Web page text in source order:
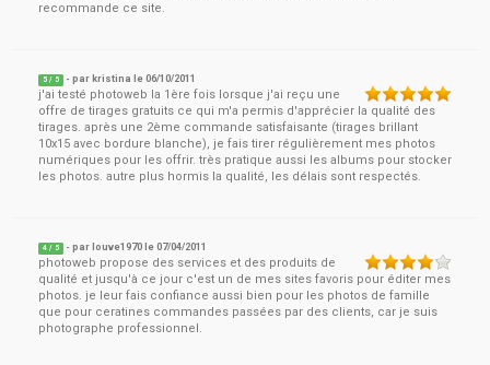
recommande ce site.
5 / 5 - par kristina le06/10/2011
j'ai testé photoweb la 1ère fois lorsque j'ai reçu une
offre de tirages gratuits ce qui m'a permis d'apprécier la qualité des
tirages. après une 2ème commande satisfaisante (tirages brillant
10x15 avec bordure blanche), je fais tirer régulièrement mes photos
numériques pour les offrir. très pratique aussi les albums pour stocker
les photos. autre plus hormis la qualité, les délais sont respectés.
4 / 5 - par louve1970 le07/04/2011
photoweb propose des services et des produits de
qualité et jusqu'à ce jour c'est un de mes sites favoris pour éditer mes
photos. je leur fais confiance aussi bien pour les photos de famille
que pour ceratines commandes passées par des clients, car je suis
photographe professionnel.